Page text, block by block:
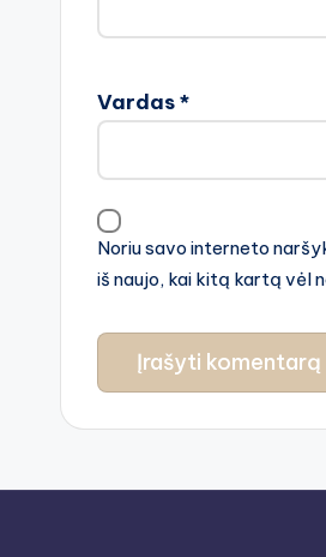
Vardas*
Noriu savo interneto
iš naujo, kai kitą kartą vėl